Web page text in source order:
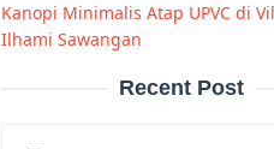
Kanopi Minimalis Atap UPVC di
Ilhami Sawangan
Recent Post